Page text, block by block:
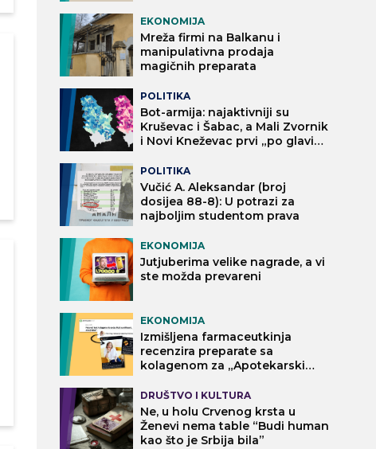
EKONOMIJA
Mreža firmi na Balkanu i
manipulativna prodaja
magičnih preparata
POLITIKA
Bot-armija: najaktivniji su
Kruševac i Šabac, a Mali Zvornik
i Novi Kneževac prvi „po glavi
POLITIKA
Vučić A. Aleksandar (broj
dosijea 88-8): U potrazi za
najboljim studentom prava
EKONOMIJA
Jutjuberima velike nagrade, a vi
ste možda prevareni
EKONOMIJA
Izmišljena farmaceutkinja
recenzira preparate sa
kolagenom za „Apotekarski
DRUŠTVO I KULTURA
Ne, u holu Crvenog krsta u
Ženevi nema table “Budi human
kao što je Srbija bila”